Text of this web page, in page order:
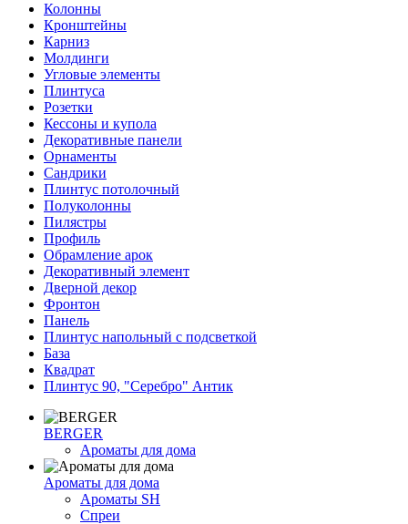
Колонны
Кронштейны
Карниз
Молдинги
Угловые элементы
Плинтуса
Розетки
Кессоны и купола
Декоративные панели
Орнаменты
Сандрики
Плинтус потолочный
Полуколонны
Пилястры
Профиль
Обрамление арок
Декоративный элемент
Дверной декор
Фронтон
Панель
Плинтус напольный с подсветкой
База
Квадрат
Плинтус 90, "Серебро" Антик
BERGER
Ароматы для дома
Ароматы для дома
Ароматы SH
Спреи